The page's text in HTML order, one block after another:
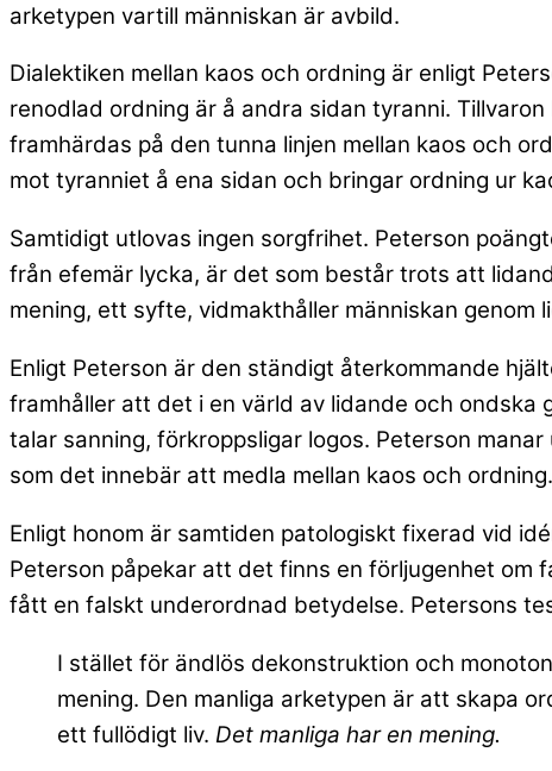
arketypen vartill människan är avbild.
Dialektiken mellan kaos och ordning är enligt
renodlad ordning är å andra sidan tyranni.
framhärdas på den tunna linjen mellan kaos och
mot tyranniet å ena sidan och bringar ordning ur
Samtidigt utlovas ingen sorgfrihet. Peterson
från efemär lycka, är det som består trots att
mening, ett syfte, vidmakthåller människan genom
Enligt Peterson är den ständigt återkommande
framhåller att det i en värld av lidande och ondska
talar sanning, förkroppsligar logos. Peterson
som det innebär att medla mellan kaos och ordning.
Enligt honom är samtiden patologiskt fixerad vid
Peterson påpekar att det finns en förljugenhet om
fått en falskt underordnad betydelse. Petersons
I stället för ändlös dekonstruktion och
mening. Den manliga arketypen är att skapa
ett fullödigt liv. Det manliga har en mening.